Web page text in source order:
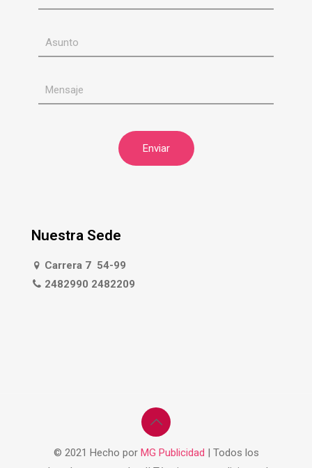
Nuestra Sede
Carrera 7 54-99
2482990 2482209
© 2021 Hecho por MG Publicidad
| Todos los